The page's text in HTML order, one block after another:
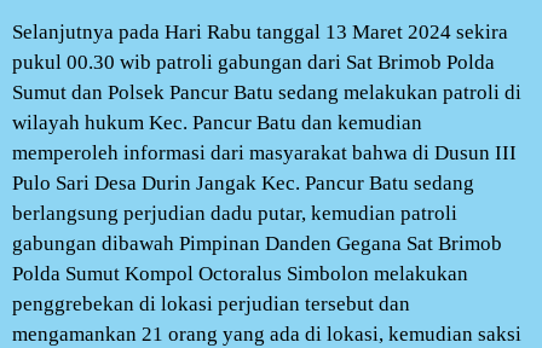
Selanjutnya pada Hari Rabu tanggal 13 Maret 2024 sekira
pukul 00.30 wib patroli gabungan dari Sat Brimob Polda
Sumut dan Polsek Pancur Batu sedang melakukan patroli di
wilayah hukum Kec. Pancur Batu dan kemudian
memperoleh informasi dari masyarakat bahwa di Dusun III
Pulo Sari Desa Durin Jangak Kec. Pancur Batu sedang
berlangsung perjudian dadu putar, kemudian patroli
gabungan dibawah Pimpinan Danden Gegana Sat Brimob
Polda Sumut Kompol Octoralus Simbolon melakukan
penggrebekan di lokasi perjudian tersebut dan
mengamankan 21 orang yang ada di lokasi, kemudian saksi